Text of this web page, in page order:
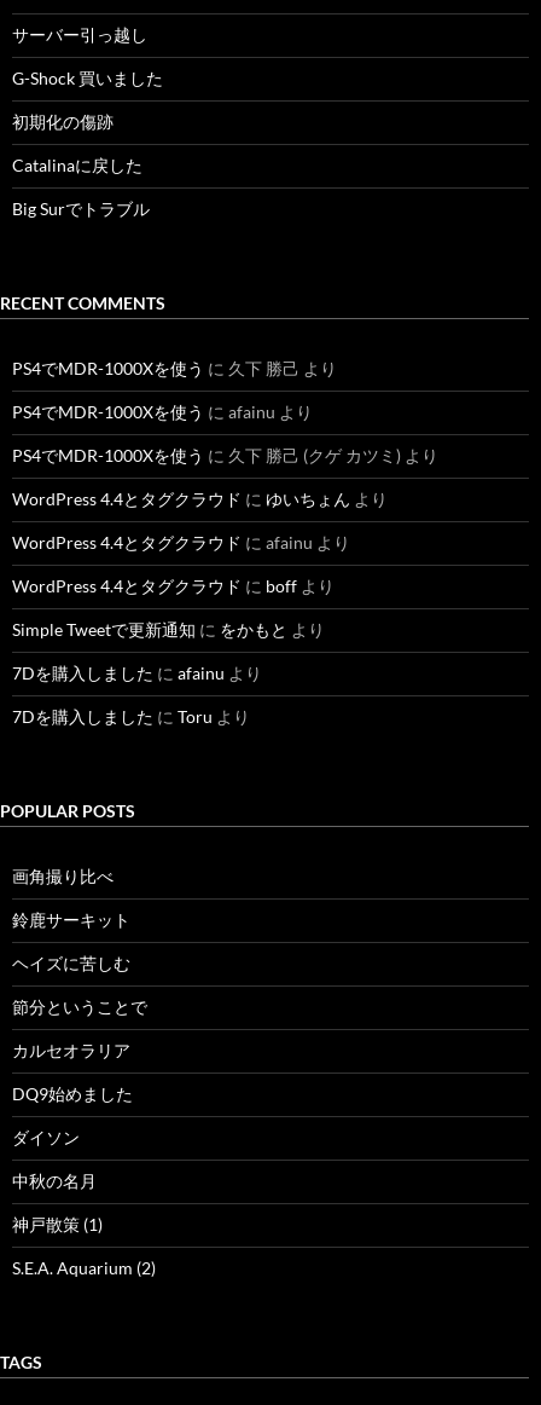
サーバー引っ越し
G-Shock 買いました
初期化の傷跡
Catalinaに戻した
Big Surでトラブル
RECENT COMMENTS
PS4でMDR-1000Xを使う に 久下 勝己 より
PS4でMDR-1000Xを使う に afainu より
PS4でMDR-1000Xを使う に 久下 勝己 (クゲ カツミ) より
WordPress 4.4とタグクラウド に ゆいちょん より
WordPress 4.4とタグクラウド に afainu より
WordPress 4.4とタグクラウド に boff より
Simple Tweetで更新通知 に をかもと より
7Dを購入しました に afainu より
7Dを購入しました に Toru より
POPULAR POSTS
画角撮り比べ
鈴鹿サーキット
ヘイズに苦しむ
節分ということで
カルセオラリア
DQ9始めました
ダイソン
中秋の名月
神戸散策 (1)
S.E.A. Aquarium (2)
TAGS